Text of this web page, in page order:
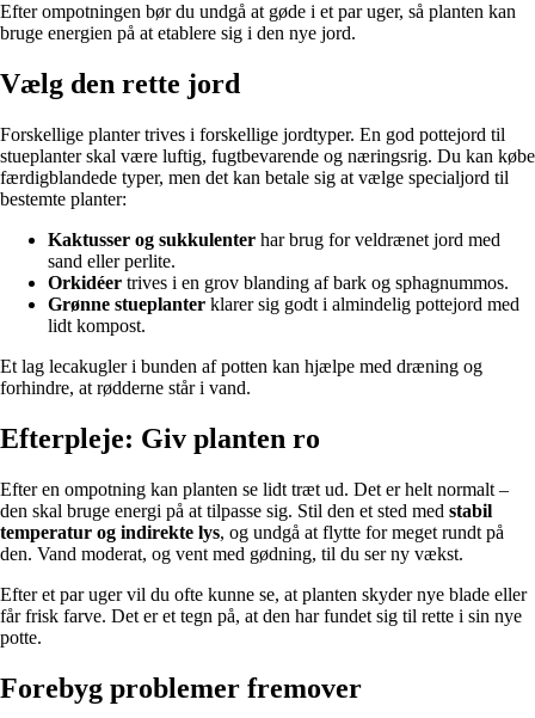
Efter ompotningen bør du undgå at gøde i et par uger, så planten kan
bruge energien på at etablere sig i den nye jord.
Vælg den rette jord
Forskellige planter trives i forskellige jordtyper. En god pottejord til
stueplanter skal være luftig, fugtbevarende og næringsrig. Du kan købe
færdigblandede typer, men det kan betale sig at vælge specialjord til
bestemte planter:
Kaktusser og sukkulenter har brug for veldrænet jord med
sand eller perlite.
Orkidéer trives i en grov blanding af bark og sphagnummos.
Grønne stueplanter klarer sig godt i almindelig pottejord med
lidt kompost.
Et lag lecakugler i bunden af potten kan hjælpe med dræning og
forhindre, at rødderne står i vand.
Efterpleje: Giv planten ro
Efter en ompotning kan planten se lidt træt ud. Det er helt normalt –
den skal bruge energi på at tilpasse sig. Stil den et sted med stabil
temperatur og indirekte lys, og undgå at flytte for meget rundt på
den. Vand moderat, og vent med gødning, til du ser ny vækst.
Efter et par uger vil du ofte kunne se, at planten skyder nye blade eller
får frisk farve. Det er et tegn på, at den har fundet sig til rette i sin nye
potte.
Forebyg problemer fremover